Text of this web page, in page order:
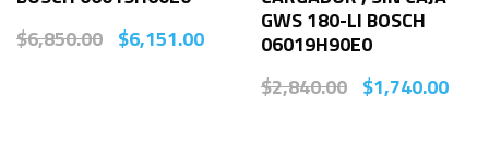
$6,850.00 $6,151.00
GWS 180-LI BOSCH
06019H90E0
$2,840.00 $1,740.00